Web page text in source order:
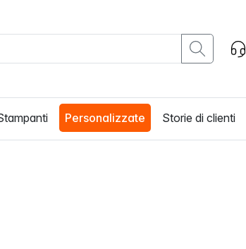
Personalizzate Storie di clienti